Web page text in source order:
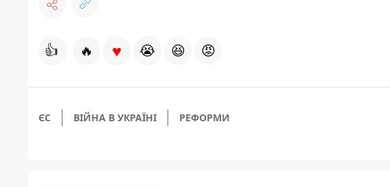
👍 🔥 ♥ 😭 😆 😡
ЄС ВІЙНА В УКРАЇНІ РЕФОРМИ